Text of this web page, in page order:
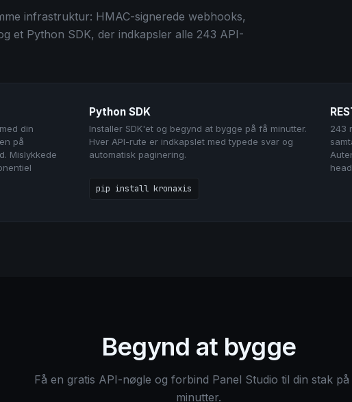
infrastruktur: HMAC-signerede webhooks,
et Python SDK, der indkapsler alle 243 API-
din
på
Mislykkede
Python SDK
Installer SDK'et og begynd at bygge på få minutter.
Hver API-rute er indkapslet med typede svar og
automatisk paginering.
pip install kronaxis
243
Begynd at bygge
Få en gratis API-nøgle og forbind Panel Studio til din stak
minutter.